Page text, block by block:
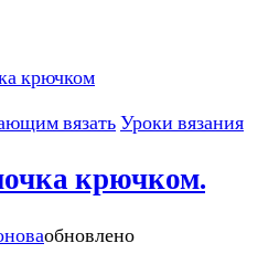
вязатьУроки вязания
крючком.
обновлено